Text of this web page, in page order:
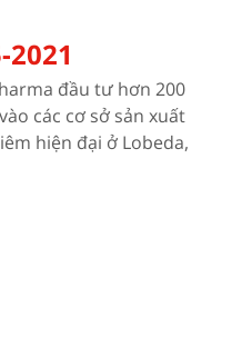
2021
đầu tư hơn 200
các cơ sở sản xuất
hiện đại ở Lobeda,